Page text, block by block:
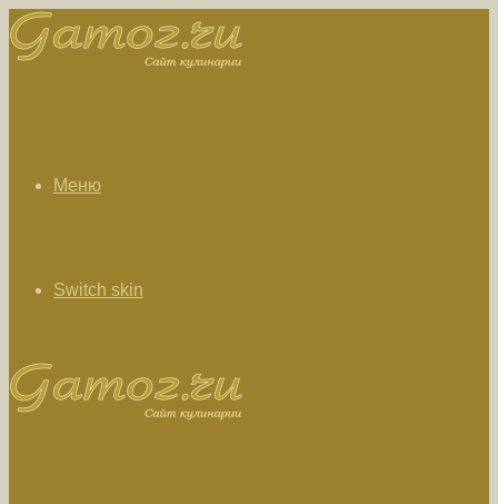
Меню
Switch skin